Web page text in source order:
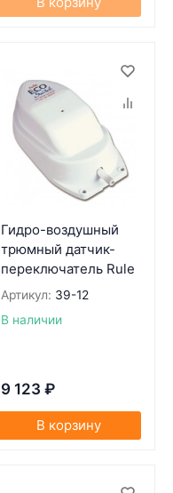
Гидро-воздушный
трюмный датчик-
переключатель Rule
Артикул: 39-12
В наличии
9 123 ₽
В корзину